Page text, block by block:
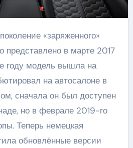
представлено в марте 2017
году модель вышла на
на автосалоне в
сначала он был доступен
но в феврале 2019-го
Теперь немецкая
обновлённые версии